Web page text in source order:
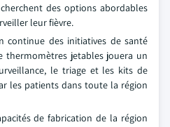
des options abordables
leur fièvre.
continue des initiatives de santé
thermomètres jetables jouera un
le triage et les kits de
les patients dans toute la région
de fabrication de la région